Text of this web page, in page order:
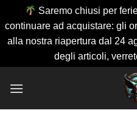
Saremo chiusi per
continuare ad acquistare: gli
alla nostra riapertura dal 24
degli articoli,